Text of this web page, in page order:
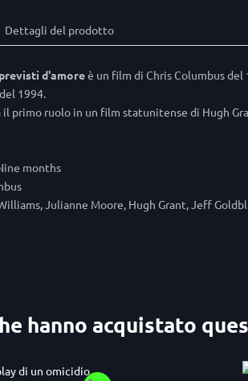
Dettagli del prodotto
d'amoreè un film di Chris Columbus
1994.
primo ruolo in un film statunitense di Hugh
months
Julianne Moore, Hugh Grant, Jeff
hanno acquistato